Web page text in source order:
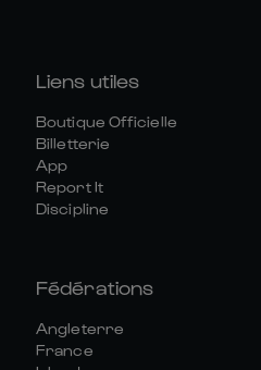
Liens utiles
Boutique Officielle
Billetterie
App
Report It
Discipline
Fédérations
Angleterre
France